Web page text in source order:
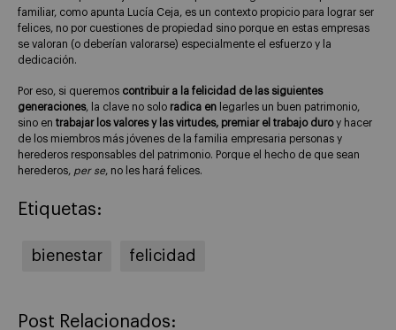
familiar, como apunta Lucía Ceja, es un contexto propicio para lograr ser
felices, no por cuestiones de propiedad sino porque en estas empresas
se valoran (o deberían valorarse) especialmente el esfuerzo y la
dedicación.
Por eso, si queremos contribuir a la felicidad de las siguientes
generaciones, la clave no solo radica en legarles un buen patrimonio,
sino en trabajar los valores y las virtudes, premiar el trabajo duroy hacer
de los miembros más jóvenes de la familia empresaria personas y
herederos responsables del patrimonio. Porque el hecho de que sean
herederos, per se, no les hará felices.
Etiquetas:
bienestar felicidad
Post Relacionados: